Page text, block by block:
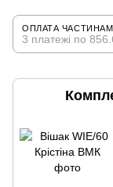
ОПЛАТА
3 платежі по